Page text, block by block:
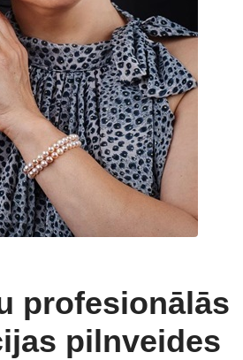
profesionālās
pilnveides